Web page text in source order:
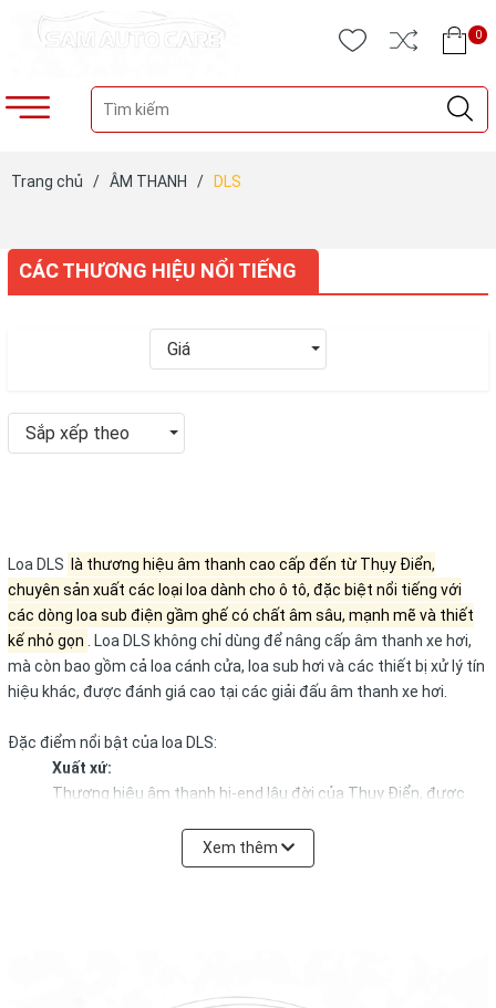
0
Trang chủ / ÂM THANH / DLS
CÁC THƯƠNG HIỆU NỔI TIẾNG
Giá
Sắp xếp theo
Loa DLS
là thương hiệu âm thanh cao cấp đến từ Thụy Điển,
chuyên sản xuất các loại loa dành cho ô tô, đặc biệt nổi tiếng với
các dòng loa sub điện gầm ghế có chất âm sâu, mạnh mẽ và thiết
kế nhỏ gọn
Loa DLS không chỉ dùng để nâng cấp âm thanh xe hơi,
mà còn bao gồm cả loa cánh cửa, loa sub hơi và các thiết bị xử lý tín
hiệu khác, được đánh giá cao tại các giải đấu âm thanh xe hơi.
Đặc điểm nổi bật của loa DLS:
Xuất xứ:
Thương hiệu âm thanh hi-end lâu đời của Thụy Điển, được
Xem thêm